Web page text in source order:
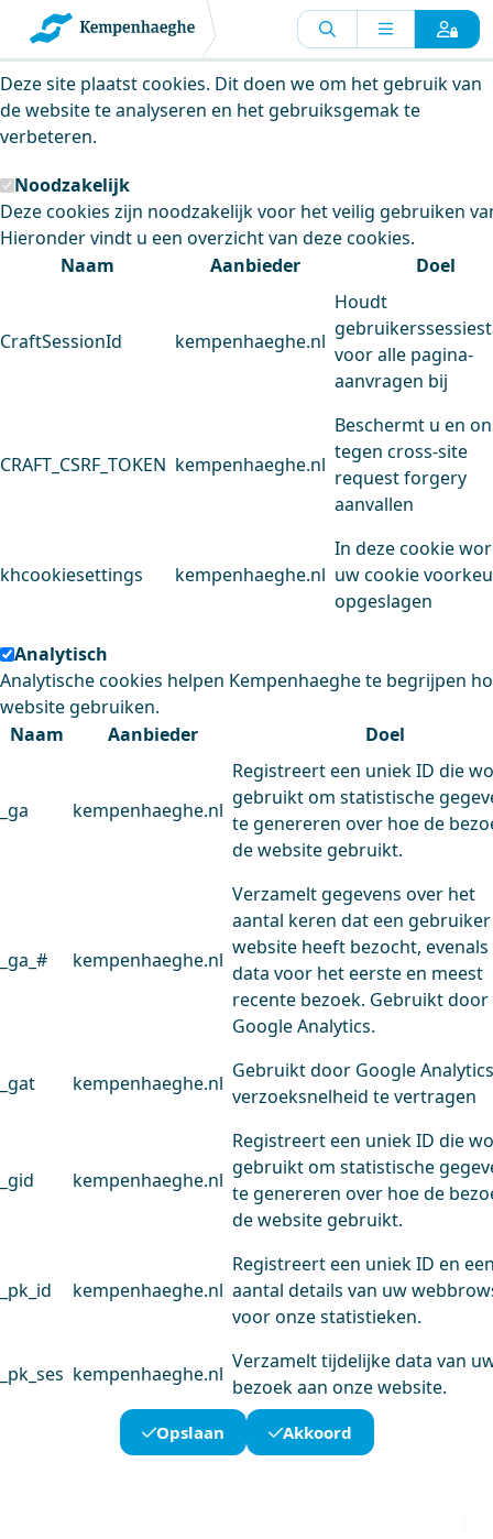
Kempenhaeghe maakt gebruik van
cookies
Deze site plaatst cookies. Dit doen we om het gebruik van
de website te analyseren en het gebruiksgemak te
verbeteren.
Noodzakelijk
Deze cookies zijn noodzakelijk voor het veilig gebruiken
Hieronder vindt u een overzicht van deze cookies.
Naam
Aanbieder Doel
CraftSessionId kempenhaeghe.nl
Houdt
voor alle pagina-
aanvragen bij
CRAFT_CSRF_TOKEN kempenhaeghe.nl
Beschermt u en
tegen cross-site
request forgery
aanvallen
khcookiesettings kempenhaeghe.nl
In deze cookie
uw cookie
opgeslagen
Analytisch
Analytische cookies helpen Kempenhaeghe te begrijpen
website gebruiken.
Naam
Aanbieder Doel
_ga kempenhaeghe.nl
Registreert een uniek ID die
gebruikt om statistische
te genereren over hoe de
de website gebruikt.
_ga_# kempenhaeghe.nl
Verzamelt gegevens over het
aantal keren dat een
website heeft bezocht, evenals
data voor het eerste en meest
recente bezoek. Gebruikt door
Google Analytics.
_gat kempenhaeghe.nl
Gebruikt door Google
verzoeksnelheid te vertragen
_gid kempenhaeghe.nl
Registreert een uniek ID die
gebruikt om statistische
te genereren over hoe de
de website gebruikt.
_pk_id kempenhaeghe.nl
Registreert een uniek ID en
aantal details van uw
voor onze statistieken.
_pk_ses kempenhaeghe.nl
Verzamelt tijdelijke data van
bezoek aan onze website.
Opslaan Akkoord